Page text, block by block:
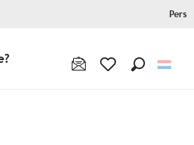
Pers